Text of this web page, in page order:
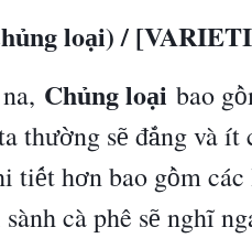
ủng loại) /
Chủng loại bao gồ
thường sẽ đắng vàít
tiết hơn bao gồm các
ành càphê sẽ nghĩ